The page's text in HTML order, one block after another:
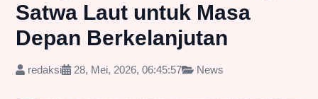
Satwa Laut untuk Masa
Depan Berkelanjutan
redaksi 28, Mei, 2026, 06:45:57 News